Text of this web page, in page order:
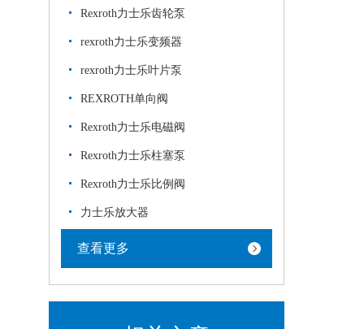
Rexroth力士乐齿轮泵
rexroth力士乐变频器
rexroth力士乐叶片泵
REXROTH单向阀
Rexroth力士乐电磁阀
Rexroth力士乐柱塞泵
Rexroth力士乐比例阀
力士乐放大器
查看更多